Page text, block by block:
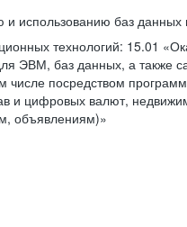
и использованию баз
технологий: 15.01
ЭВМ, баз данных, а также
посредством
и цифровых валют,
объявлениям)»